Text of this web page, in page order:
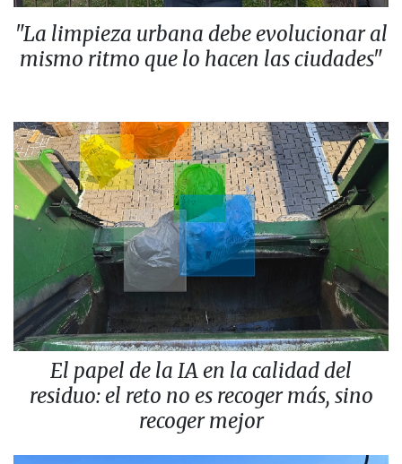
"La limpieza urbana debe evolucionar al
mismo ritmo que lo hacen las ciudades"
El papel de la IA en la calidad del
residuo: el reto no es recoger más, sino
recoger mejor